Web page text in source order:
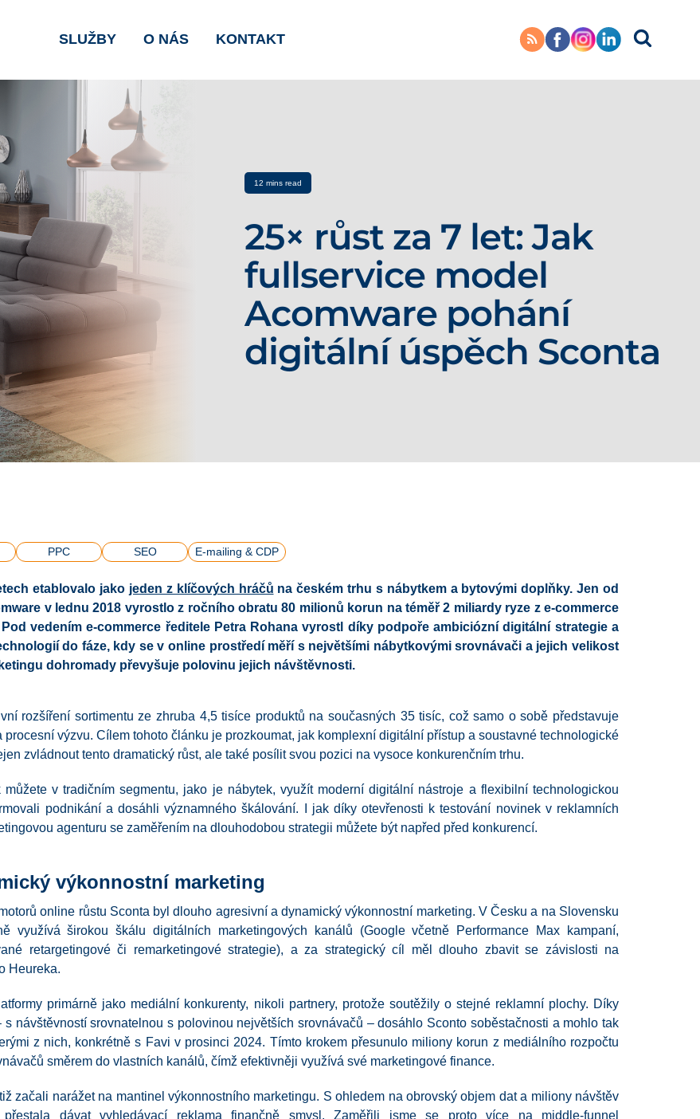
SLUŽBY O NÁS KONTAKT
12 mins read
25× růst za 7 let: Jak
fullservice model
Acomware pohání
digitální úspěch Sconta
PPC SEO E-mailing & CDP
etablovalo jako jeden z klíčových hráčů na českém trhu s nábytkem a bytovými doplňky. Jen od
v lednu 2018 vyrostlo z ročního obratu 80 milionů korun na téměř 2 miliardy ryze z e-commerce
vedením e-commerce ředitele Petra Rohana vyrostl díky podpoře ambiciózní digitální strategie a
do fáze, kdy se v online prostředí měří s největšími nábytkovými srovnávači a jejich velikost
dohromady převyšuje polovinu jejich návštěvnosti.
rozšíření sortimentu ze zhruba 4,5 tisíce produktů na současných 35 tisíc, což samo o sobě představuje
výzvu. Cílem tohoto článku je prozkoumat, jak komplexní digitální přístup a soustavné technologické
zvládnout tento dramatický růst, ale také posílit svou pozici na vysoce konkurenčním trhu.
v tradičním segmentu, jako je nábytek, využít moderní digitální nástroje a flexibilní technologickou
podnikání a dosáhli významného škálování. I jak díky otevřenosti k testování novinek v reklamních
agenturu se zaměřením na dlouhodobou strategii můžete být napřed před konkurencí.
výkonnostní marketing
online růstu Sconta byl dlouho agresivní a dynamický výkonnostní marketing. V Česku a na Slovensku
využívá širokou škálu digitálních marketingových kanálů (Google včetně Performance Max kampaní,
retargetingové či remarketingové strategie), a za strategický cíl měl dlouho zbavit se závislosti na
Heureka.
primárně jako mediální konkurenty, nikoli partnery, protože soutěžily o stejné reklamní plochy. Díky
návštěvností srovnatelnou s polovinou největších srovnávačů – dosáhlo Sconto soběstačnosti a mohlo tak
z nich, konkrétně s Favi v prosinci 2024. Tímto krokem přesunulo miliony korun z mediálního rozpočtu
směrem do vlastních kanálů, čímž efektivněji využívá své marketingové finance.
začali narážet na mantinel výkonnostního marketingu. S ohledem na obrovský objem dat a miliony návštěv
dávat vyhledávací reklama finančně smysl. Zaměřili jsme se proto více na middle-funnel